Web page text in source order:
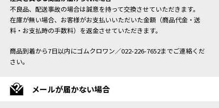
不良品、配送事故の場合は誠意を持って交換させていただきます。
在庫が無い場合、お客様がお支払いいただいた金額（商品代金・送
料・お支払時の手数料）を返金させていただきます。
商品到着から7日以内にゴムクロワン／022-226-7652までご連絡くだ
さい。
メールが届かない場合